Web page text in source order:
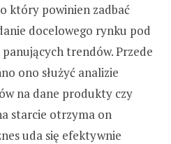
który powinien zadbać
docelowego rynku pod
trendów. Przede
ono służyć analizie
na dane produkty czy
starcie otrzyma on
uda się efektywnie